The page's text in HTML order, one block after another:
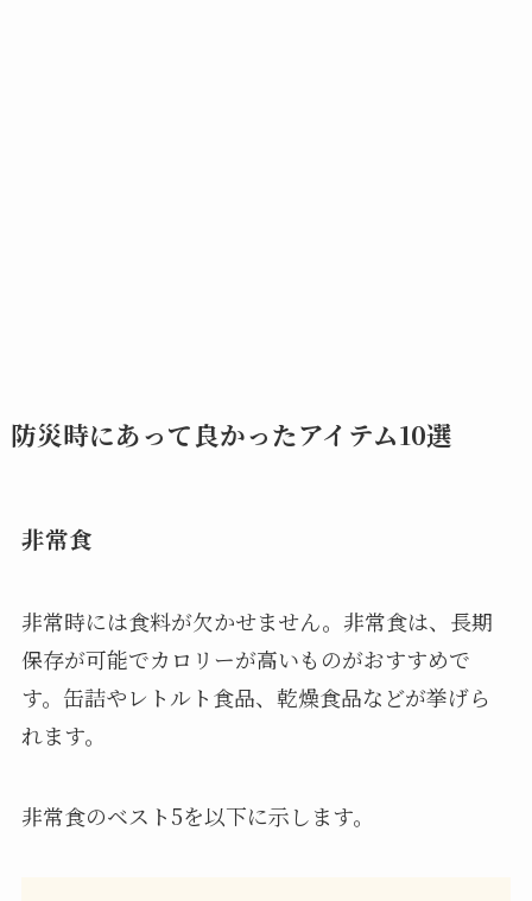
防災時にあって良かったアイテム10選
非常食
非常時には食料が欠かせません。非常食は、長期
保存が可能でカロリーが高いものがおすすめで
す。缶詰やレトルト食品、乾燥食品などが挙げら
れます。
非常食のベスト5を以下に示します。